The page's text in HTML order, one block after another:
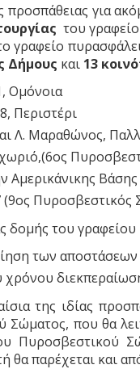
προσπάθειας για
του
γραφείο
Δήμους και 13
Ομόνοια
Περιστέρι
Λ. Μαραθώνος,
(9ος Πυροσβεστικός
δομής του
των αποστάσεων
της ιδίας
Σώματος, που θα
Πυροσβεστικού
θα παρέχεται και